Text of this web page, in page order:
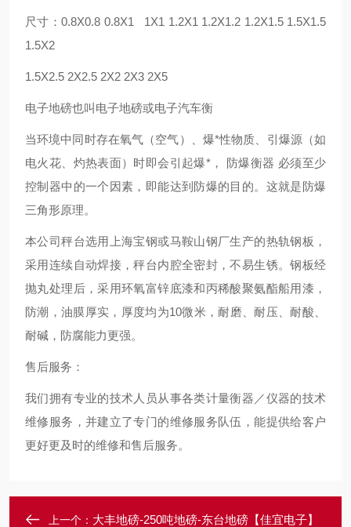
尺寸：0.8X0.8 0.8X1 1X1 1.2X1 1.2X1.2 1.2X1.5 1.5X1.5
1.5X2
1.5X2.5 2X2.5 2X2 2X3 2X5
电子地磅也叫电子地磅或电子汽车衡
当环境中同时存在氧气（空气）、爆*性物质、引爆源（如
电火花、灼热表面）时即会引起爆*， 防爆衡器 必须至少
控制器中的一个因素，即能达到防爆的目的。这就是防爆
三角形原理。
本公司秤台选用上海宝钢或马鞍山钢厂生产的热轨钢板，
采用连续自动焊接，秤台内腔全密封，不易生锈。钢板经
抛丸处理后，采用环氧富锌底漆和丙稀酸聚氨酯船用漆，
防潮，油膜厚实，厚度均为10微米，耐磨、耐压、耐酸、
耐碱，防腐能力更强。
售后服务：
我们拥有专业的技术人员从事各类计量衡器／仪器的技术
维修服务，并建立了专门的维修服务队伍，能提供给客户
更好更及时的维修和售后服务。
上一个： 大丰地磅-250吨地磅-东台地磅【佳宜电子】